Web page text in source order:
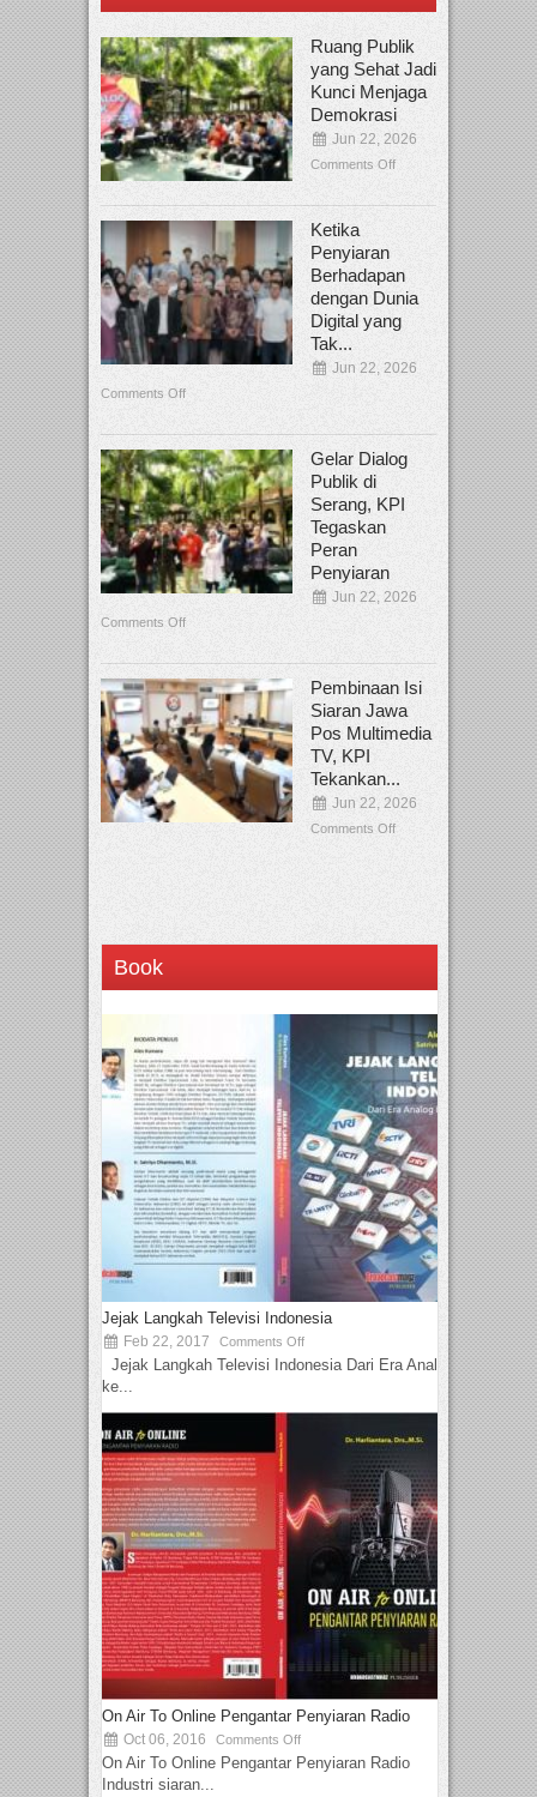
Ruang Publik
yang Sehat Jadi
Kunci Menjaga
Demokrasi
Jun 22, 2026
Comments Off
Ketika
Penyiaran
Berhadapan
dengan Dunia
Digital yang
Tak...
Jun 22, 2026
Comments Off
Gelar Dialog
Publik di
Serang, KPI
Tegaskan
Peran
Penyiaran
Jun 22, 2026
Comments Off
Pembinaan Isi
Siaran Jawa
Pos Multimedia
TV, KPI
Tekankan...
Jun 22, 2026
Comments Off
Book
Jejak Langkah Televisi Indonesia
Feb 22, 2017 Comments Off
Jejak Langkah Televisi Indonesia Dari Era Analog
ke...
On Air To Online Pengantar Penyiaran Radio
Oct 06, 2016 Comments Off
On Air To Online Pengantar Penyiaran Radio
Industri siaran...